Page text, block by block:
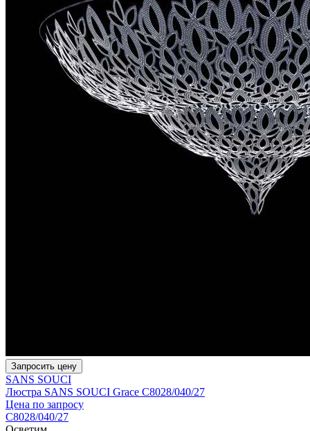
Запросить цену
SANS SOUCI
Люстра SANS SOUCI Grace C8028/040/27
Цена по запросу
C8028/040/27